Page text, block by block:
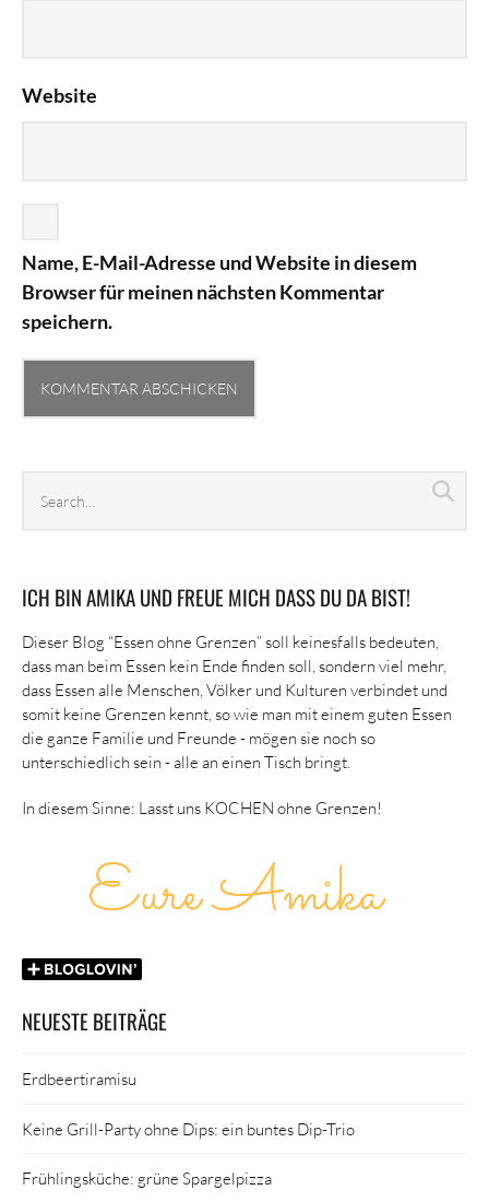
Website
Name, E-Mail-Adresse und Website in diesem
Browser für meinen nächsten Kommentar
speichern.
archives
ICH BIN AMIKA UND FREUE MICH DASS DU DA BIST!
Dieser Blog “Essen ohne Grenzen” soll keinesfalls bedeuten,
dass man beim Essen kein Ende finden soll, sondern viel mehr,
dass Essen alle Menschen, Völker und Kulturen verbindet und
somit keine Grenzen kennt, so wie man mit einem guten Essen
die ganze Familie und Freunde - mögen sie noch so
unterschiedlich sein - alle an einen Tisch bringt.
In diesem Sinne: Lasst uns KOCHEN ohne Grenzen!
NEUESTE BEITRÄGE
Erdbeertiramisu
Keine Grill-Party ohne Dips: ein buntes Dip-Trio
Frühlingsküche: grüne Spargelpizza